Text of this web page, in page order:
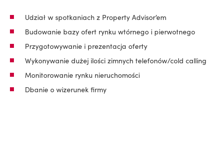
Udział w spotkaniach z Property Advisor’em
Budowanie bazy ofert rynku wtórnego i pierwotnego
Przygotowywanie i prezentacja oferty
Wykonywanie dużej ilości zimnych telefonów/cold calling
Monitorowanie rynku nieruchomości
Dbanie o wizerunek firmy